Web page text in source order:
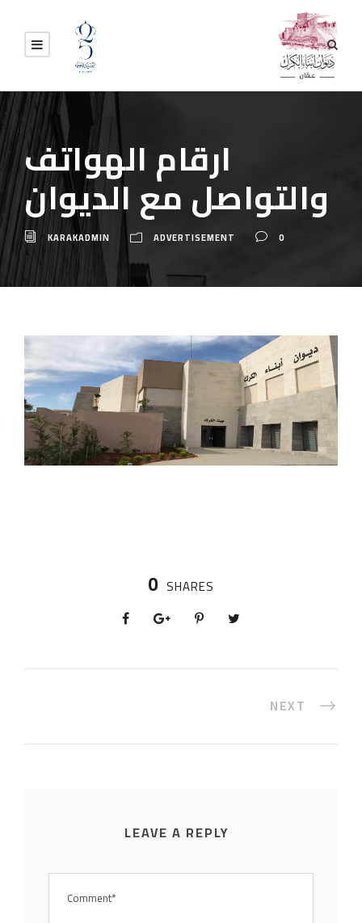
ارقام الهواتف
والتواصل مع الديوان
KARAKADMIN ADVERTISEMENT 0
0 SHARES
NEXT
LEAVE A REPLY